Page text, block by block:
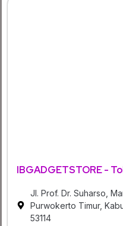
IBGADGETSTORE -
Jl. Prof. Dr. Suharso,
Purwokerto Timur,
53114